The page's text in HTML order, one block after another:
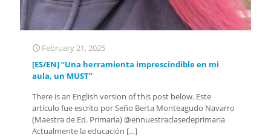
February 21, 2025
[ES/EN] “Una herramienta imprescindible en mi
aula, un MUST”
There is an English version of this post below. Este
artículo fue escrito por Seño Berta Monteagudo Navarro
(Maestra de Ed. Primaria) @ennuestraclasedeprimaria
Actualmente la educación […]